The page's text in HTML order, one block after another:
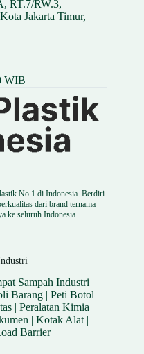
RT.7/RW.3,
Jakarta Timur,
WIB
No.1 di Indonesia. Berdiri
dari brand ternama
ke seluruh Indonesia.
Sampah Industri |
Barang |Peti Botol |
| Peralatan Kimia |
| Kotak Alat|
Barrier